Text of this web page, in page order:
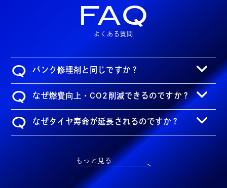
FAQ
よくある質問
Q パンク修理剤と同じですか？
Q なぜ燃費向上・CO2削減できるのですか？
Q なぜタイヤ寿命が延長されるのですか？
もっと見る